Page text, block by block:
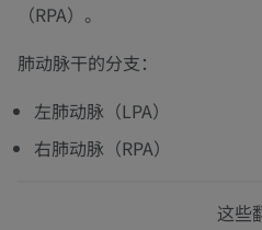
（RPA）。
肺动脉干的分支：
左肺动脉（LPA）
右肺动脉（RPA）
这些